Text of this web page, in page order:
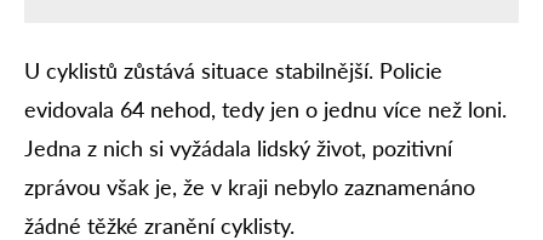
U cyklistů zůstává situace stabilnější. Policie
evidovala 64 nehod, tedy jen o jednu více než loni.
Jedna z nich si vyžádala lidský život, pozitivní
zprávou však je, že v kraji nebylo zaznamenáno
žádné těžké zranění cyklisty.